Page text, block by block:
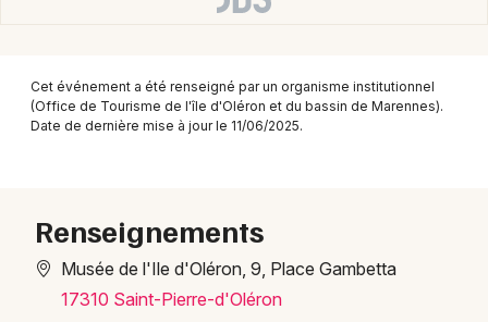
Sports
Soirées
Expos
Sorties & loisirs
Paris
Strasbourg
Cet événement a été renseigné par un organisme institutionnel
(Office de Tourisme de l'île d'Oléron et du bassin de Marennes).
Date de dernière mise à jour le 11/06/2025.
Renseignements
Musée de l'Ile d'Oléron, 9, Place Gambetta
17310 Saint-Pierre-d'Oléron